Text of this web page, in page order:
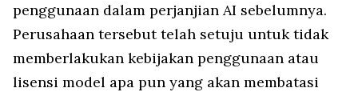
penggunaan dalam perjanjian AI sebelumnya.
Perusahaan tersebut telah setuju untuk tidak
memberlakukan kebijakan penggunaan atau
lisensi model apa pun yang akan membatasi